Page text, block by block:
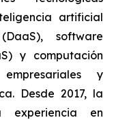
artificial
software
y computación
y
Desde 2017, la
experiencia en